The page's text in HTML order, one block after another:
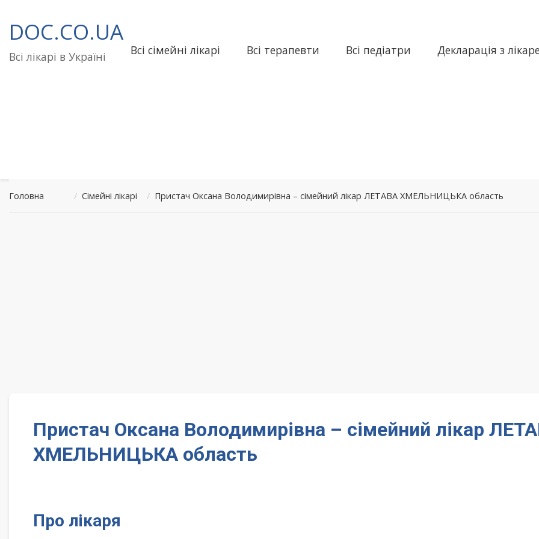
до
вмісту
DOC.CO.UA
Всі лікарі в Україні Всі сімейні лікарі Всі терапевти Всі педіатри Декларація з
Головна / Сімейні лікарі / Пристач Оксана Володимирівна – сімейний лікар ЛЕТАВА ХМЕЛЬНИЦЬКА область
Пристач Оксана Володимирівна – сімейний лікар
ХМЕЛЬНИЦЬКА область
Про лікаря